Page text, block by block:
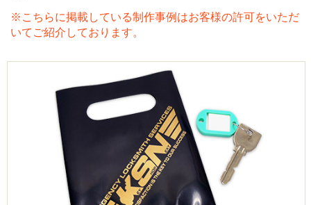
※こちらに掲載している制作事例はお客様の許可をいただ
いてご紹介しております。